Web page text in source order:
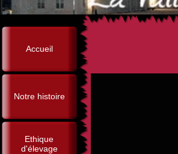
Accueil
Notre histoire
Ethique
d'élevage